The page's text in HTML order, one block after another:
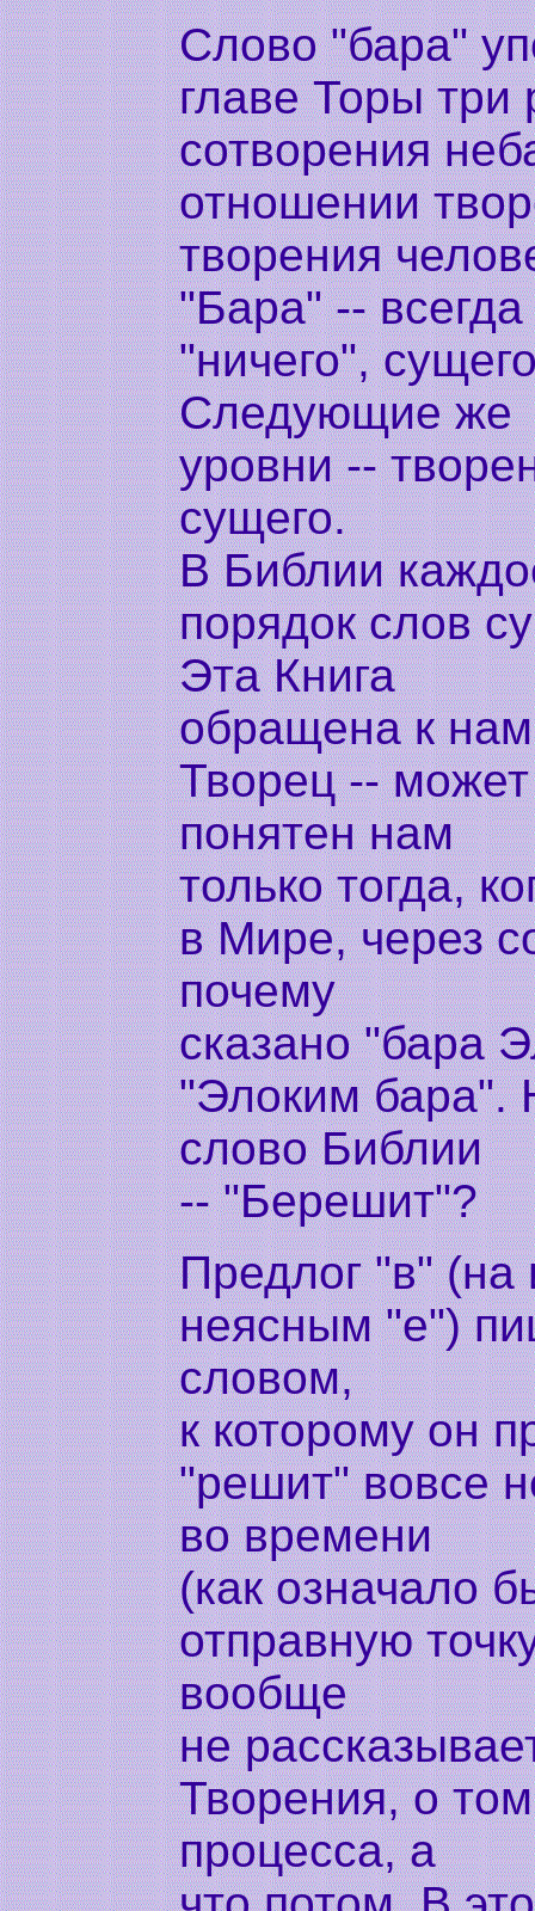
Слово "бара"
главе Торы три
сотворения
отношении
творения
"Бара" --
"ничего",
Следующие же
уровни --
сущего.
В Библии
порядок слов
Эта Книга
обращена к
Творец --
понятен нам
только тогда,
в Мире, через
почему
сказано "бара
"Элоким бара".
слово Библии
-- "Берешит"?
Предлог "в" (на
неясным "е")
словом,
к которому он
"решит" вовсе
во времени
(как означало
отправную
вообще
не
Творения, о
процесса, а